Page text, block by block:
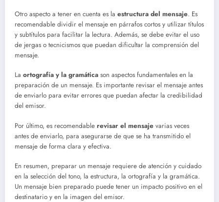
Otro aspecto a tener en cuenta es la estructura del mensaje. Es
recomendable dividir el mensaje en párrafos cortos y utilizar títulos
y subtítulos para facilitar la lectura. Además, se debe evitar el uso
de jergas o tecnicismos que puedan dificultar la comprensión del
mensaje.
La ortografía y la gramática son aspectos fundamentales en la
preparación de un mensaje. Es importante revisar el mensaje antes
de enviarlo para evitar errores que puedan afectar la credibilidad
del emisor.
Por último, es recomendable revisar el mensaje varias veces
antes de enviarlo, para asegurarse de que se ha transmitido el
mensaje de forma clara y efectiva.
En resumen, preparar un mensaje requiere de atención y cuidado
en la selección del tono, la estructura, la ortografía y la gramática.
Un mensaje bien preparado puede tener un impacto positivo en el
destinatario y en la imagen del emisor.